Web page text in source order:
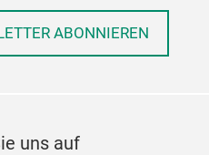
ABONNIEREN
uns auf